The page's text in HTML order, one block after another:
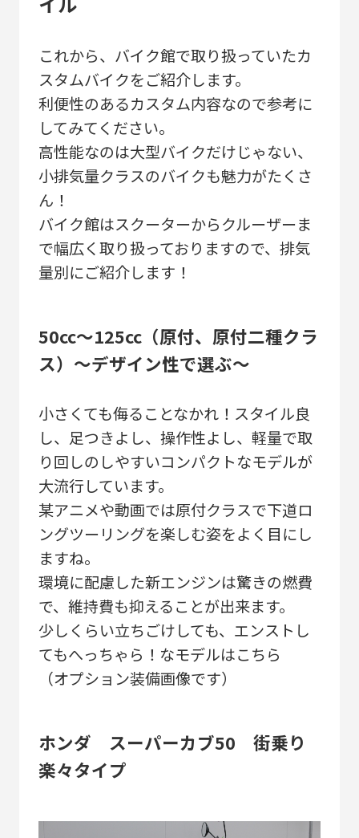
これから、バイク館で取り扱っていたカ
スタムバイクをご紹介します。
利便性のあるカスタム内容なので参考に
してみてください。
高性能なのは大型バイクだけじゃない、
小排気量クラスのバイクも魅力がたくさ
ん！
バイク館はスクーターからクルーザーま
で幅広く取り扱っておりますので、排気
量別にご紹介します！
50cc～125cc（原付、原付二種クラ
ス）～デザイン性で選ぶ～
小さくても侮ることなかれ！スタイル良
し、足つきよし、操作性よし、軽量で取
り回しのしやすいコンパクトなモデルが
大流行しています。
某アニメや動画では原付クラスで下道ロ
ングツーリングを楽しむ姿をよく目にし
ますね。
環境に配慮した新エンジンは驚きの燃費
で、維持費も抑えることが出来ます。
少しくらい立ちごけしても、エンストし
てもへっちゃら！なモデルはこちら
（オプション装備画像です）
ホンダ スーパーカブ50 街乗り
楽々タイプ